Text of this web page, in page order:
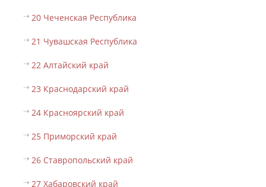
20 Чеченская Республика
21 Чувашская Республика
22 Алтайский край
23 Краснодарский край
24 Красноярский край
25 Приморский край
26 Ставропольский край
27 Хабаровский край